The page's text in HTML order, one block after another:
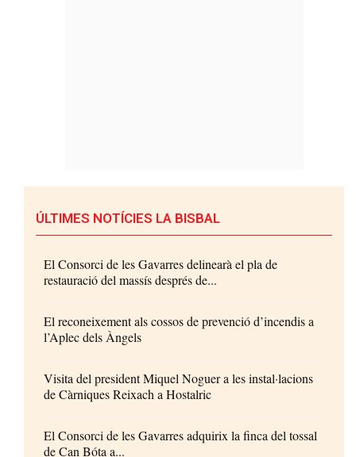
ÚLTIMES NOTÍCIES LA BISBAL
El Consorci de les Gavarres delinearà el pla de
restauració del massís després de...
El reconeixement als cossos de prevenció d’incendis a
l’Aplec dels Àngels
Visita del president Miquel Noguer a les instal·lacions
de Càrniques Reixach a Hostalric
El Consorci de les Gavarres adquirix la finca del tossal
de Can Bóta a...